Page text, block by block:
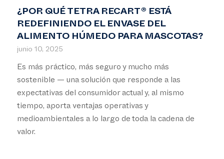
¿POR QUÉ TETRA RECART® ESTÁ
REDEFINIENDO EL ENVASE DEL
ALIMENTO HÚMEDO PARA MASCOTAS?
junio 10, 2025
Es más práctico, más seguro y mucho más
sostenible — una solución que responde a las
expectativas del consumidor actual y, al mismo
tiempo, aporta ventajas operativas y
medioambientales a lo largo de toda la cadena de
valor.